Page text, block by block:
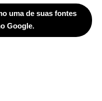
uma de suas fontes
Google.